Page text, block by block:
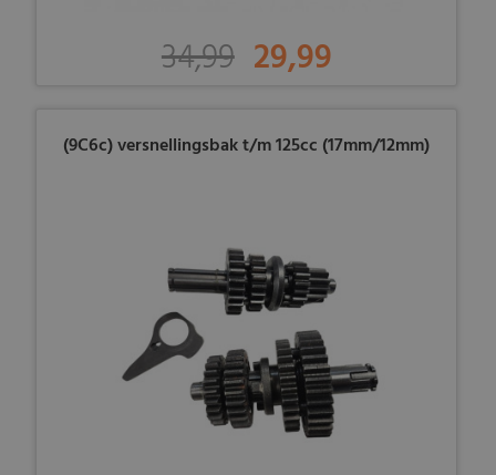
34,99 29,99
(9C6c) versnellingsbak t/m 125cc (17mm/12mm)